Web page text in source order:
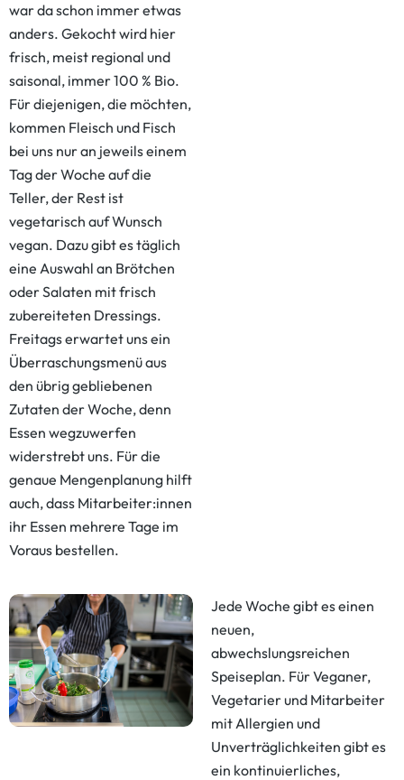
war da schon immer etwas
anders. Gekocht wird hier
frisch, meist regional und
saisonal, immer 100 % Bio.
Für diejenigen, die möchten,
kommen Fleisch und Fisch
bei uns nur an jeweils einem
Tag der Woche auf die
Teller, der Rest ist
vegetarisch auf Wunsch
vegan. Dazu gibt es täglich
eine Auswahl an Brötchen
oder Salaten mit frisch
zubereiteten Dressings.
Freitags erwartet uns ein
Überraschungsmenü aus
den übrig gebliebenen
Zutaten der Woche, denn
Essen wegzuwerfen
widerstrebt uns. Für die
genaue Mengenplanung hilft
auch, dass Mitarbeiter:innen
ihr Essen mehrere Tage im
Voraus bestellen.
Jede Woche gibt es einen
neuen,
abwechslungsreichen
Speiseplan. Für Veganer,
Vegetarier und Mitarbeiter
mit Allergien und
Unverträglichkeiten gibt es
ein kontinuierliches,